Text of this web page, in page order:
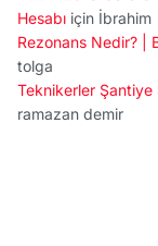
Hesabı için İbrahim
Rezonans Nedir? |
tolga
Teknikerler Şantiye
ramazan demir